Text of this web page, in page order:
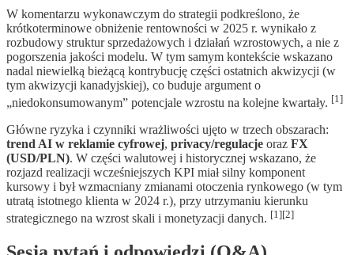
W komentarzu wykonawczym do strategii podkreślono, że
krótkoterminowe obniżenie rentowności w 2025 r. wynikało z
rozbudowy struktur sprzedażowych i działań wzrostowych, a nie z
pogorszenia jakości modelu. W tym samym kontekście wskazano
nadal niewielką bieżącą kontrybucję części ostatnich akwizycji (w
tym akwizycji kanadyjskiej), co buduje argument o
„niedokonsumowanym” potencjale wzrostu na kolejne kwartały. [1]
Główne ryzyka i czynniki wrażliwości ujęto w trzech obszarach:
trend AI w reklamie cyfrowej, privacy/regulacje oraz FX
(USD/PLN). W części walutowej i historycznej wskazano, że
rozjazd realizacji wcześniejszych KPI miał silny komponent
kursowy i był wzmacniany zmianami otoczenia rynkowego (w tym
utratą istotnego klienta w 2024 r.), przy utrzymaniu kierunku
strategicznego na wzrost skali i monetyzacji danych. [1][2]